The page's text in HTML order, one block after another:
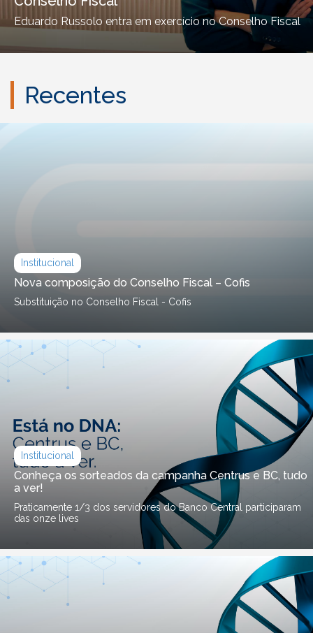
Eduardo Russolo entra em exercício no Conselho Fiscal
Recentes
Institucional
Nova composição do Conselho Fiscal – Cofis
Substituição no Conselho Fiscal - Cofis
Institucional
Conheça os sorteados da campanha Centrus e BC, tudo
a ver!
Praticamente 1/3 dos servidores do Banco Central participaram
das onze lives